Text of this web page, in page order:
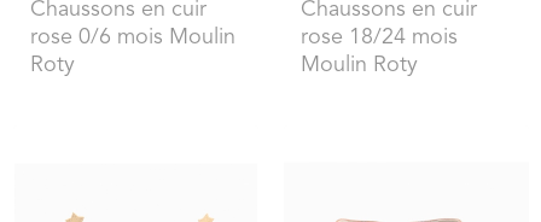
Chaussons en cuir
rose 0/6 mois Moulin
Roty
Chaussons en cuir
rose 18/24 mois
Moulin Roty